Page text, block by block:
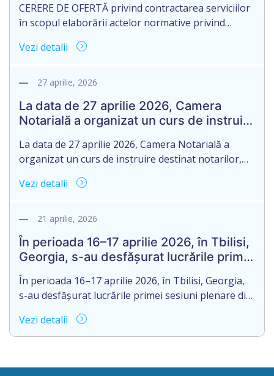
protecția datelor cu caracter personal
CERERE DE OFERTĂ privind contractarea serviciilor
în scopul elaborării actelor normative privind
Notarială solicită oferta de preț pentru
normative în materie de protecție a datelor cu
pentru asigurarea implementării Legii privind
protecția datelor cu caracter personal nr.195 din
[…]
Vezi detalii
27 aprilie, 2026
La data de 27 aprilie 2026, Camera
Notarială a organizat un curs de instruire
La data de 27 aprilie 2026, Camera Notarială a
organizat un curs de instruire destinat notarilor,
în vigoare a modificărilor legislative privind regimul
251/2025 pentru modificarea unor acte normative.
Evenimentul a avut drept scop consolidarea
cunoștințelor teoretice și practice ale notarilor în
[…]
Vezi detalii
21 aprilie, 2026
În perioada 16–17 aprilie 2026, în Tbilisi,
Georgia, s-au desfășurat lucrările primei
sesiuni plenare din legislatura 2026–
2028 a Comisiei pentru Afaceri
Europene (CAE)
În perioada 16–17 aprilie 2026, în Tbilisi, Georgia,
s-au desfășurat lucrările primei sesiuni plenare din
Europene (CAE), care a reunit reprezentanți ai
profesiei notariale de pe continentul european.
permanentă a Uniunii Internaționale a Notariatului
Vezi detalii